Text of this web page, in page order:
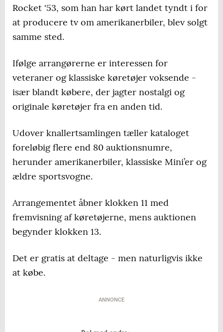
Rocket '53, som han har kørt landet tyndt i for
at producere tv om amerikanerbiler, blev solgt
samme sted.
Ifølge arrangørerne er interessen for
veteraner og klassiske køretøjer voksende -
især blandt købere, der jagter nostalgi og
originale køretøjer fra en anden tid.
Udover knallertsamlingen tæller kataloget
foreløbig flere end 80 auktionsnumre,
herunder amerikanerbiler, klassiske Mini’er og
ældre sportsvogne.
Arrangementet åbner klokken 11 med
fremvisning af køretøjerne, mens auktionen
begynder klokken 13.
Det er gratis at deltage - men naturligvis ikke
at købe.
ANNONCE